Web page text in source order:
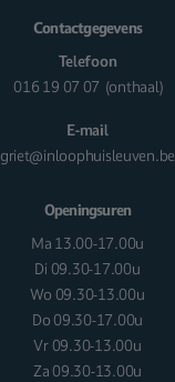
Contactgegevens
Telefoon
016 19 07 07 (onthaal)
E-mail
griet@inloophuisleuven.be
Openingsuren
Ma 13.00-17.00u
Di 09.30-17.00u
Wo 09.30-13.00u
Do 09.30-17.00u
Vr 09.30-13.00u
Za 09.30-13.00u